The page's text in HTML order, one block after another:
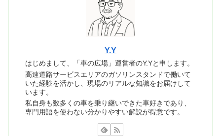
Y.Y
はじめまして、「車の広場」運営者のY.Yと申します。
高速道路サービスエリアのガソリンスタンドで働いて
いた経験を活かし、現場のリアルな知識をお届けして
います。
私自身も数多くの車を乗り継いできた車好きであり、
専門用語を使わない分かりやすい解説が得意です。